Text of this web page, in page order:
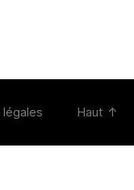
Haut ↑